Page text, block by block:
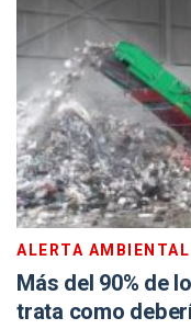
ALERTA
Más del 90% de
trata como